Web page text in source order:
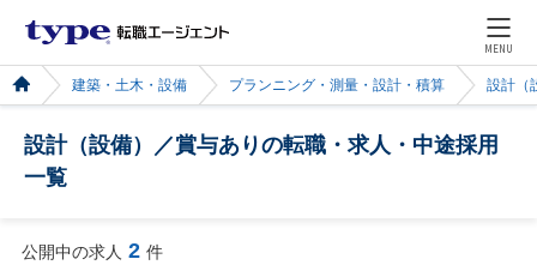
MENU
建築・土木・設備 プランニング・測量・設計・積算 設計（
設計（設備）／賞与ありの転職・求人・中途採用
一覧
公開中の求人 2 件